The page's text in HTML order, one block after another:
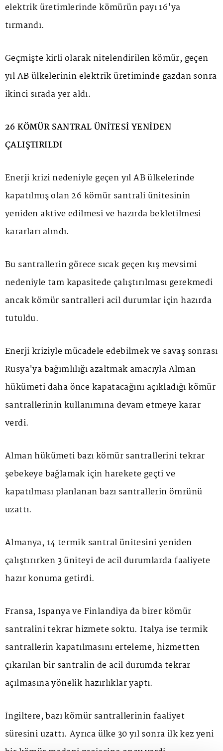
elektrik üretimlerinde kömürün payı 16'ya
tırmandı.
Geçmişte kirli olarak nitelendirilen kömür, geçen
yıl AB ülkelerinin elektrik üretiminde gazdan sonra
ikinci sırada yer aldı.
26 KÖMÜR SANTRAL ÜNİTESİ YENİDEN
ÇALIŞTIRILDI
Enerji krizi nedeniyle geçen yıl AB ülkelerinde
kapatılmış olan 26 kömür santrali ünitesinin
yeniden aktive edilmesi ve hazırda bekletilmesi
kararları alındı.
Bu santrallerin görece sıcak geçen kış mevsimi
nedeniyle tam kapasitede çalıştırılması gerekmedi
ancak kömür santralleri acil durumlar için hazırda
tutuldu.
Enerji kriziyle mücadele edebilmek ve savaş sonrası
Rusya'ya bağımlılığı azaltmak amacıyla Alman
hükümeti daha önce kapatacağını açıkladığı kömür
santrallerinin kullanımına devam etmeye karar
verdi.
Alman hükümeti bazı kömür santrallerini tekrar
şebekeye bağlamak için harekete geçti ve
kapatılması planlanan bazı santrallerin ömrünü
uzattı.
Almanya, 14 termik santral ünitesini yeniden
çalıştırırken 3 üniteyi de acil durumlarda faaliyete
hazır konuma getirdi.
Fransa, İspanya ve Finlandiya da birer kömür
santralini tekrar hizmete soktu. İtalya ise termik
santrallerin kapatılmasını erteleme, hizmetten
çıkarılan bir santralin de acil durumda tekrar
açılmasına yönelik hazırlıklar yaptı.
İngiltere, bazı kömür santrallerinin faaliyet
süresini uzattı. Ayrıca ülke 30 yıl sonra ilk kez yeni